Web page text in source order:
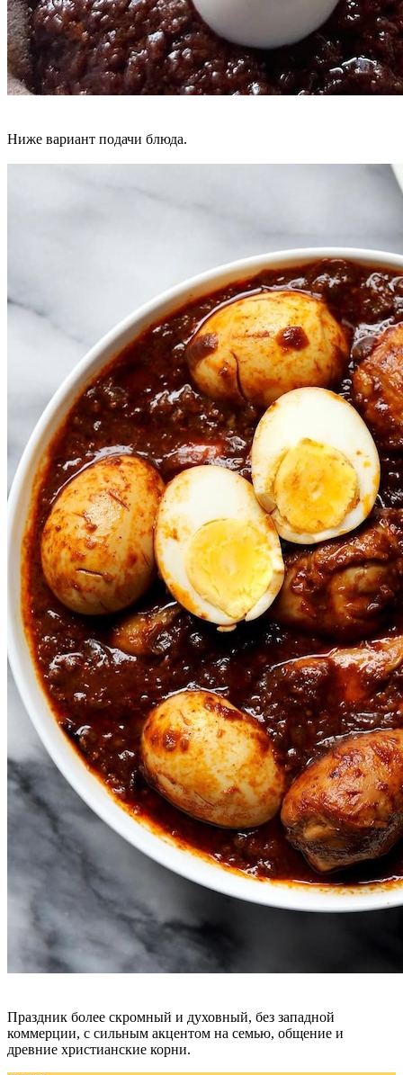
Ниже вариант подачи блюда.
Праздник более скромный и духовный, без западной
коммерции, с сильным акцентом на семью, общение и
древние христианские корни.